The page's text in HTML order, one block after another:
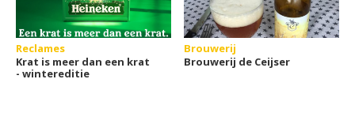
Reclames
Krat is meer dan een krat
- wintereditie
Brouwerij
Brouwerij de Ceijser